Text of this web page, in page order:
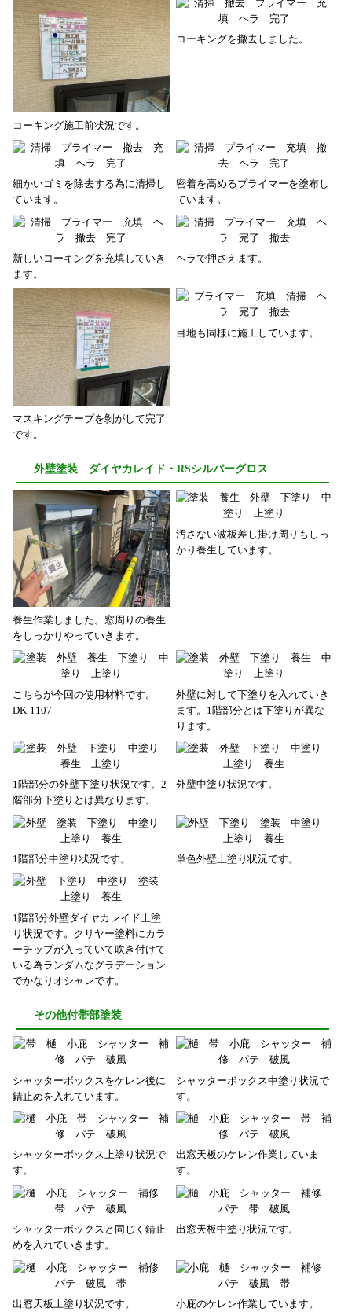
コーキング施工前状況です。
コーキングを撤去しました。
細かいゴミを除去する為に清掃し
ています。
密着を高めるプライマーを塗布し
ています。
新しいコーキングを充填していき
ます。
ヘラで押さえます。
マスキングテープを剝がして完了
です。
目地も同様に施工しています。
外壁塗装 ダイヤカレイド・RSシルバーグロス
養生作業しました。窓周りの養生
をしっかりやっていきます。
汚さない波板差し掛け周りもしっ
かり養生しています。
こちらが今回の使用材料です。
DK-1107
外壁に対して下塗りを入れていき
ます。1階部分とは下塗りが異な
ります。
1階部分の外壁下塗り状況です。2
階部分下塗りとは異なります。
外壁中塗り状況です。
1階部分中塗り状況です。 単色外壁上塗り状況です。
1階部分外壁ダイヤカレイド上塗
り状況です。クリヤー塗料にカラ
ーチップが入っていて吹き付けて
いる為ランダムなグラデーション
でかなりオシャレです。
その他付帯部塗装
シャッターボックスをケレン後に
錆止めを入れています。
シャッターボックス中塗り状況で
す。
シャッターボックス上塗り状況で
す。
出窓天板のケレン作業していま
す。
シャッターボックスと同じく錆止
めを入れていきます。
出窓天板中塗り状況です。
出窓天板上塗り状況です。 小庇のケレン作業しています。